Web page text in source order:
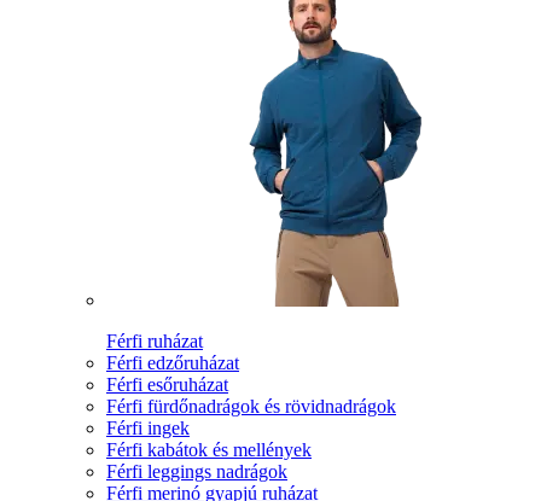
Férfi ruházat
Férfi edzőruházat
Férfi esőruházat
Férfi fürdőnadrágok és rövidnadrágok
Férfi ingek
Férfi kabátok és mellények
Férfi leggings nadrágok
Férfi merinó gyapjú ruházat